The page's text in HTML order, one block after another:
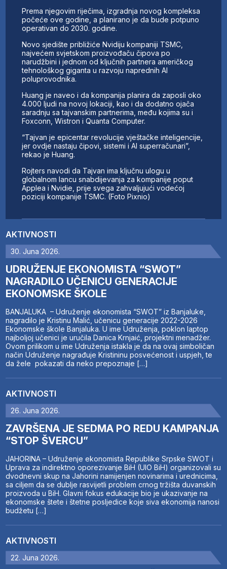
AKTIVNOSTI
30. Juna 2026.
UDRUŽENJE EKONOMISTA “SWOT”
NAGRADILO UČENICU GENERACIJE
EKONOMSKE ŠKOLE
BANJALUKA – Udruženje ekonomista “SWOT” iz Banjaluke,
nagradilo je Kristinu Malić, učenicu generacije 2022-2026
Ekonomske škole Banjaluka. U ime Udruženja, poklon laptop
najboljoj učenici je uručila Danica Krnjaić, projektni menadžer.
Ovom prilikom u ime Udruženja istakla je da na ovaj simboličan
način Udruženje nagrađuje Kristininu posvećenost i uspjeh, te
da žele pokazati da neko prepoznaje […]
AKTIVNOSTI
26. Juna 2026.
ZAVRŠENA JE SEDMA PO REDU KAMPANJA
“STOP ŠVERCU”
JAHORINA – Udruženje ekonomista Republike Srpske SWOT i
Uprava za indirektno oporezivanje BiH (UIO BiH) organizovali su
dvodnevni skup na Jahorini namijenjen novinarima i urednicima,
sa ciljem da se dublje rasvijetli problem crnog tržišta duvanskih
proizvoda u BiH. Glavni fokus edukacije bio je ukazivanje na
ekonomske štete i štetne posljedice koje siva ekonomija nanosi
budžetu […]
AKTIVNOSTI
22. Juna 2026.
Prema njegovim riječima, izgradnja novog kompleksa
počeće ove godine, a planirano je da bude potpuno
operativan do 2030. godine.
Novo sjedište približiće Nvidiju kompaniji TSMC,
najvećem svjetskom proizvođaču čipova po
narudžbini i jednom od ključnih partnera američkog
tehnološkog giganta u razvoju naprednih AI
poluprovodnika.
Huang je naveo i da kompanija planira da zaposli oko
4.000 ljudi na novoj lokaciji, kao i da dodatno ojača
saradnju sa tajvanskim partnerima, među kojima su i
Foxconn, Wistron i Quanta Computer.
“Tajvan je epicentar revolucije vještačke inteligencije,
jer ovdje nastaju čipovi, sistemi i AI superračunari”,
rekao je Huang.
Rojters navodi da Tajvan ima ključnu ulogu u
globalnom lancu snabdijevanja za kompanije poput
Applea i Nvidie, prije svega zahvaljujući vodećoj
poziciji kompanije TSMC. (Foto Pixnio)